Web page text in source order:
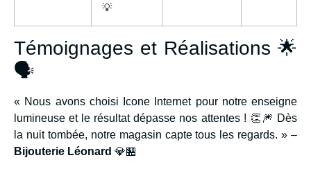
💡
Témoignages et Réalisations 🌟
🗣️
« Nous avons choisi Icone Internet pour notre enseigne
lumineuse et le résultat dépasse nos attentes ! 👏🎆 Dès
la nuit tombée, notre magasin capte tous les regards. » –
Bijouterie Léonard 💎🏪